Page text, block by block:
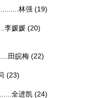
林强 (19)
李媛媛 (20)
田皖梅 (22)
(23)
全进凯 (24)